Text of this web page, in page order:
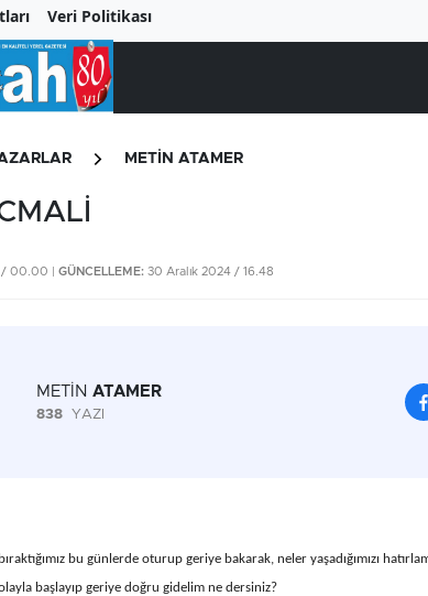
Veri Politikası
METİN ATAMER
/ 00.00 | GÜNCELLEME: 30 Aralık 2024 / 16.48
METİN ATAMER
838 YAZI
bu günlerde oturup geriye bakarak, neler yaşadığımızı
başlayıp geriye doğru gidelim ne dersiniz?